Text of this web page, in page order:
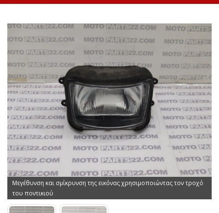
Μεγέθυνση και σμίκρυνση της εικόνας χρησιμοποιώντας τον τροχό
του ποντικιού